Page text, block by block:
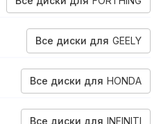
2021-2026
Все диски для GEELY
2021-2025
2024-2026
2022-2026
2024-2026
Все диски для HONDA
2006-2012
2012-2018
Все диски для INFINITI